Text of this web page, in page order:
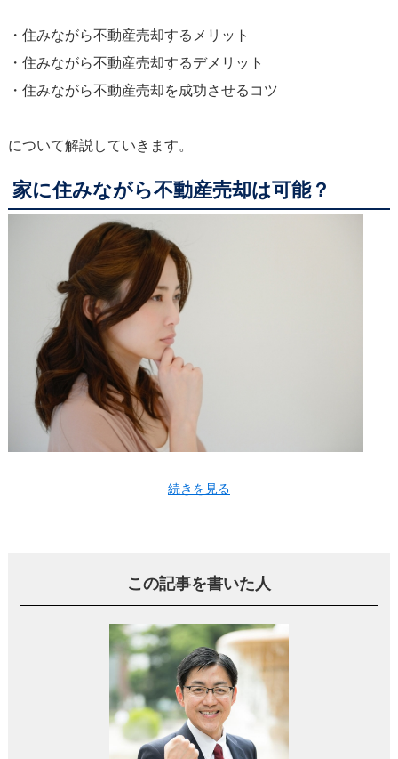
・住みながら不動産売却するメリット
・住みながら不動産売却するデメリット
・住みながら不動産売却を成功させるコツ
について解説していきます。
家に住みながら不動産売却は可能？
一般的には自宅の売却方法として、
・家に住みながら売却する方法
・空き家にしてから売却する方法
の2種類があり、一般的には空き家にしてからの方が売れや
続きを見る
この記事を書いた人